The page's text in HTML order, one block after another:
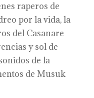
raperos de
por la vida, la
del Casanare
y sol de
de la
de Musuk